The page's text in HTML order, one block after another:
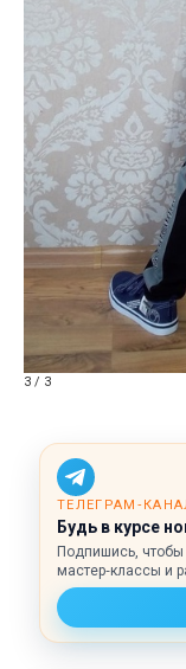
3 / 3
Будь в курсе
Подпишись,
мастер‑классы и